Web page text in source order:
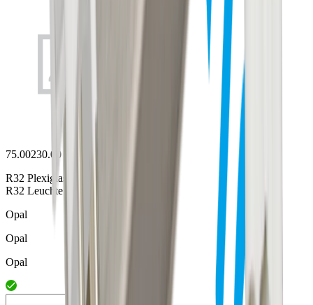
75.00230.00
R32 Plexiglasabdeckung 586mm
R32 Leuchte 73.00122.xx
Opal
Opal
Opal